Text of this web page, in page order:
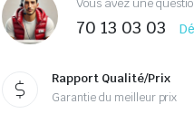
Vous avez une
70 13 03 03
Rapport Qualité/Prix
Garantie du meilleur prix